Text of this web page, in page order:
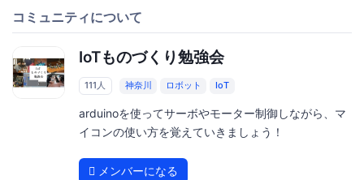
コミュニティについて
IoTものづくり勉強会
111人 神奈川 ロボット IoT
arduinoを使ってサーボやモーター制御しながら、マ
イコンの使い方を覚えていきましょう！
メンバーになる